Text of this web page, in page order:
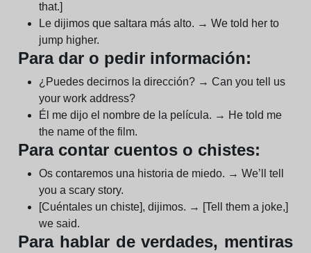
that.]
Le dijimos que saltara más alto. → We told her to
jump higher.
Para dar o pedir información:
¿Puedes decirnos la dirección? → Can you tell us
your work address?
Él me dijo el nombre de la película. → He told me
the name of the film.
Para contar cuentos o chistes:
Os contaremos una historia de miedo. → We’ll tell
you a scary story.
[Cuéntales un chiste], dijimos. → [Tell them a joke,]
we said.
Para hablar de verdades, mentiras